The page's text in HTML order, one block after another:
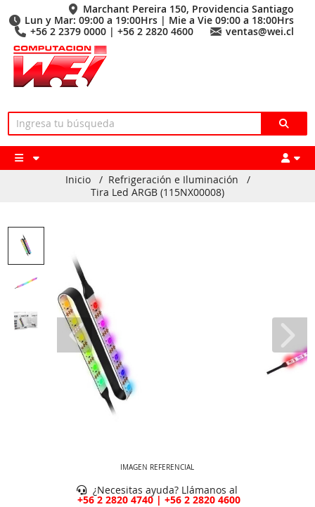
Marchant Pereira 150, Providencia Santiago
Lun y Mar: 09:00 a 19:00Hrs | Mie a Vie 09:00 a 18:00Hrs
+56 2 2379 0000 | +56 2 2820 4600
ventas@wei.cl
Inicio / Refrigeración e Iluminación
/
Tira Led ARGB (115NX00008)
IMAGEN REFERENCIAL
¿Necesitas ayuda? Llámanos al
+56 2 2820 4740 | +56 2 2820 4600